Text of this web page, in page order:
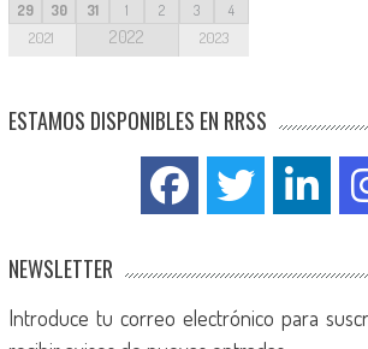
29
30 31 1 2 3 4
2021 2022 2023
ESTAMOS DISPONIBLES EN RRSS
NEWSLETTER
Introduce tu correo electrónico para